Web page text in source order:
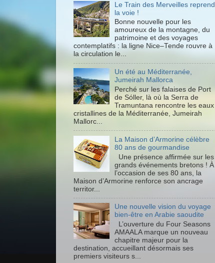
Le Train des Merveilles reprend
la voie !
Bonne nouvelle pour les
amoureux de la montagne, du
patrimoine et des voyages
contemplatifs : la ligne Nice–Tende rouvre à
la circulation le...
Un été au Méditerranée,
Jumeirah Mallorca
Perché sur les falaises de Port
de Sóller, là où la Serra de
Tramuntana rencontre les eaux
cristallines de la Méditerranée, Jumeirah
Mallorc...
La Maison d’Armorine célèbre
80 ans de gourmandise
Une présence affirmée sur les
grands événements bretons ! À
l’occasion de ses 80 ans, la
Maison d’Armorine renforce son ancrage
territor...
Une nouvelle vision du voyage
bien-être en Arabie saoudite
L’ouverture du Four Seasons
AMAALA marque un nouveau
chapitre majeur pour la
destination, accueillant désormais ses
premiers visiteurs s...